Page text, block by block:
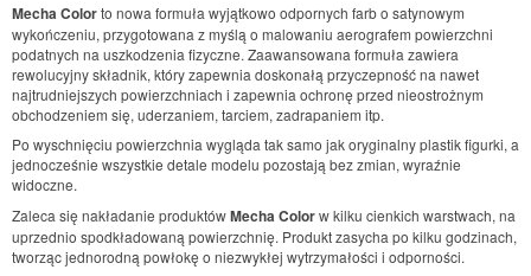
Mecha Colorto nowa formuła wyjątkowo odpornych farb o satynowym
wykończeniu, przygotowana z myślą o malowaniu aerografem powierzchni
podatnych na uszkodzenia fizyczne. Zaawansowana formuła zawiera
rewolucyjny składnik, który zapewnia doskonałą przyczepność na nawet
najtrudniejszych powierzchniach i zapewnia ochronę przed nieostrożnym
obchodzeniem się, uderzaniem, tarciem, zadrapaniem itp.
Po wyschnięciu powierzchnia wygląda tak samo jak oryginalny plastik figurki, a
jednocześnie wszystkie detale modelu pozostają bez zmian, wyraźnie
widoczne.
Zaleca się nakładanie produktówMecha Colorw kilku cienkich warstwach, na
uprzednio spodkładowaną powierzchnię. Produkt zasycha po kilku godzinach,
tworząc jednorodną powłokę o niezwykłej wytrzymałości i odporności.